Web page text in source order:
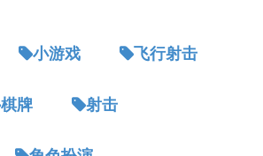
小游戏 飞行射击
棋牌 射击